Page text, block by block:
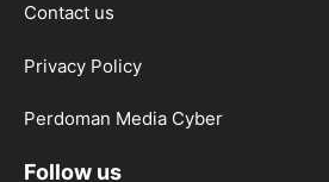
Contact us
Privacy Policy
Perdoman Media Cyber
Follow us